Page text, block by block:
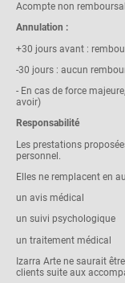
Acompte non
Annulation :
+30 jours avant :
-30 jours : aucun
- En cas de force
avoir)
Responsabilité
Les prestations
personnel.
Elles ne remplacent en
un avis médical
un suivi psychologique
un traitement médical
Izarra Arte ne saurait
clients suite aux